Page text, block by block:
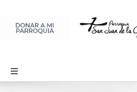
contenido
Toggle
Navigation